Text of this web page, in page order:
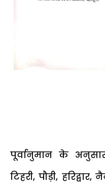
पूर्वानुमान के
टिहरी, पौड़ी,